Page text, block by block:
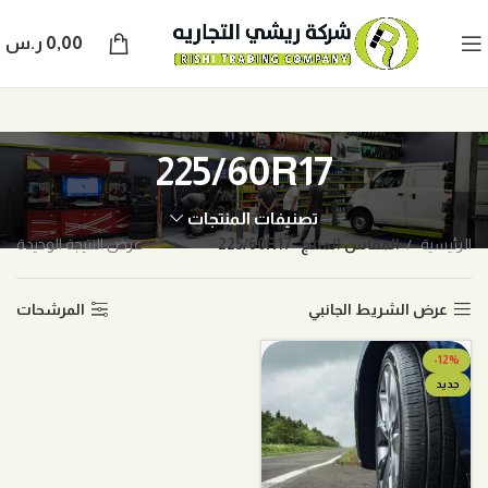
0,00 ر.س
225/60R17
تصنيفات المنتجات
الرئيسية المقاس المنتج 225/60R17 عرض النتيجة الوحيدة
عرض الشريط الجانبي المرشحات
-12%
جديد